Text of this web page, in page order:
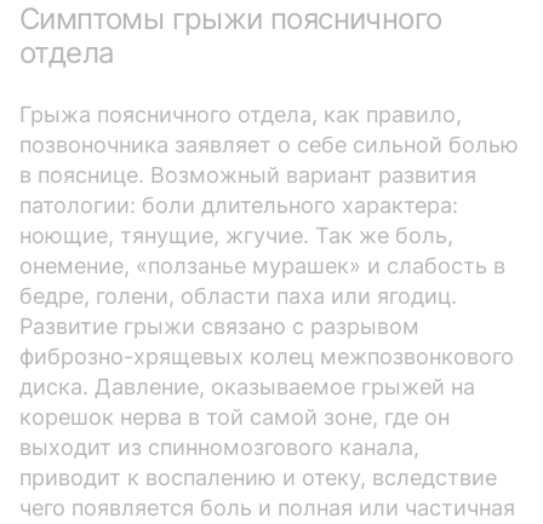
Симптомы грыжи поясничного
отдела
Грыжа поясничного отдела, как правило,
позвоночника заявляет о себе сильной болью
в пояснице. Возможный вариант развития
патологии: боли длительного характера:
ноющие, тянущие, жгучие. Так же боль,
онемение, «ползанье мурашек» и слабость в
бедре, голени, области паха или ягодиц.
Развитие грыжи связано с разрывом
фиброзно-хрящевых колец межпозвонкового
диска. Давление, оказываемое грыжей на
корешок нерва в той самой зоне, где он
выходит из спинномозгового канала,
приводит к воспалению и отеку, вследствие
чего появляется боль и полная или частичная